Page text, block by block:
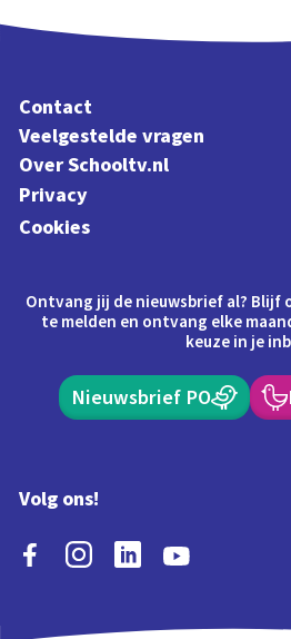
Contact
Veelgestelde vragen
Over Schooltv.nl
Privacy
Cookies
Ontvang jij de nieuwsbrief al? Blijf
te melden en ontvang elke
keuze in je
Nieuwsbrief PO
Volg ons!